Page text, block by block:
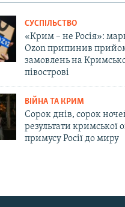
СУСПІЛЬСТВО
«Крим – не Росія»:
Ozon припинив
замовлень на
півострові
ВІЙНА ТА КРИМ
Сорок днів, сорок
результати кримської
примусу Росії до миру